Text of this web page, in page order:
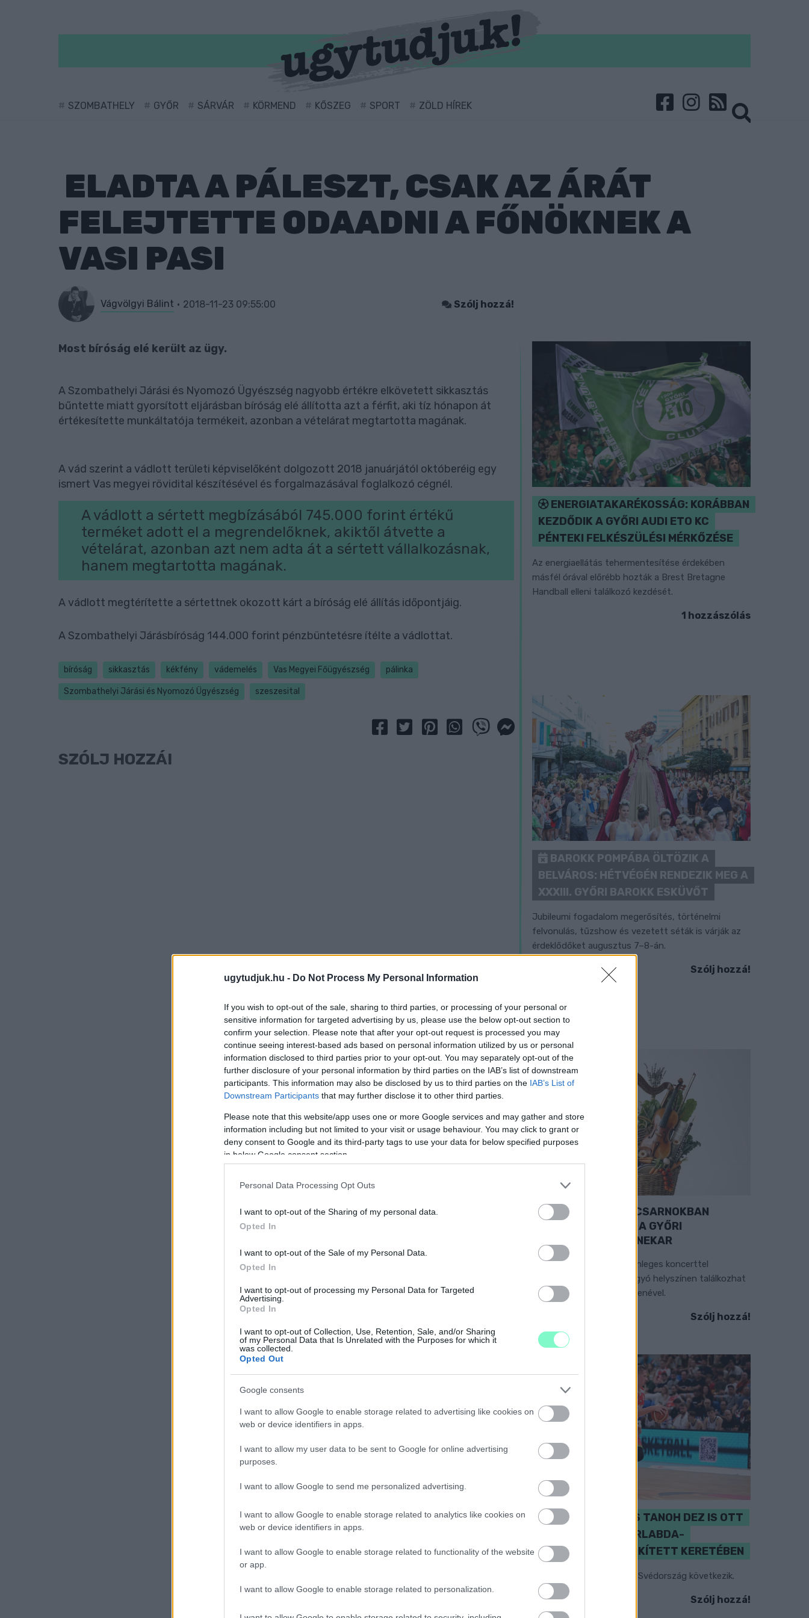
ugytudjuk.hu - Do Not Process My Personal Information
If you wish to opt-out of the sale, sharing to third parties, or processing of your personal or
sensitive information for targeted advertising by us, please use the below opt-out section to
confirm your selection. Please note that after your opt-out request is processed you may
continue seeing interest-based ads based on personal information utilized by us or personal
information disclosed to third parties prior to your opt-out. You may separately opt-out of the
further disclosure of your personal information by third parties on the IAB’s list of downstream
participants. This information may also be disclosed by us to third parties on the IAB’s List of
Downstream Participants that may further disclose it to other third parties.
Please note that this website/app uses one or more Google services and may gather and store
information including but not limited to your visit or usage behaviour. You may click to grant or
deny consent to Google and its third-party tags to use your data for below specified purposes
in below Google consent section.
Personal Data Processing Opt Outs
I want to opt-out of the Sharing of my personal data.
Opted In
I want to opt-out of the Sale of my Personal Data.
Opted In
I want to opt-out of processing my Personal Data for Targeted
Advertising.
Opted In
I want to opt-out of Collection, Use, Retention, Sale, and/or Sharing
of my Personal Data that Is Unrelated with the Purposes for which it
was collected.
Opted Out
Google consents
I want to allow Google to enable storage related to advertising like cookies on
web or device identifiers in apps.
I want to allow my user data to be sent to Google for online advertising
purposes.
I want to allow Google to send me personalized advertising.
I want to allow Google to enable storage related to analytics like cookies on
web or device identifiers in apps.
I want to allow Google to enable storage related to functionality of the website
or app.
I want to allow Google to enable storage related to personalization.
SZOMBATHELY GYŐR SÁRVÁR KÖRMEND KŐSZEG SPORT ZÖLD HÍREK
ELADTA A PÁLESZT, CSAK AZ ÁRÁT
FELEJTETTE ODAADNI A FŐNÖKNEK A
VASI PASI
Vágvölgyi Bálint 2018-11-23 09:55:00 Szólj hozzá!
Most bíróság elé került az ügy.
A Szombathelyi Járási és Nyomozó Ügyészség nagyobb értékre elkövetett sikkasztás
bűntette miatt gyorsított eljárásban bíróság elé állította azt a férfit, aki tíz hónapon át
értékesítette munkáltatója termékeit, azonban a vételárat megtartotta magának.
A vád szerint a vádlott területi képviselőként dolgozott 2018 januárjától októberéig egy
ismert Vas megyei rövidital készítésével és forgalmazásával foglalkozó cégnél.
A vádlott a sértett megbízásából 745.000 forint értékű
terméket adott el a megrendelőknek, akiktől átvette a
vételárat, azonban azt nem adta át a sértett vállalkozásnak,
hanem megtartotta magának.
A vádlott megtérítette a sértettnek okozott kárt a bíróság elé állítás időpontjáig.
A Szombathelyi Járásbíróság 144.000 forint pénzbüntetésre ítélte a vádlottat.
bíróság sikkasztás kékfény vádemelés Vas Megyei Főügyészség pálinka
Szombathelyi Járási és Nyomozó Ügyészség szeszesital
SZÓLJ HOZZÁ!
ENERGIATAKARÉKOSSÁG: KORÁBBAN
KEZDŐDIK A GYŐRI AUDI ETO KC
PÉNTEKI FELKÉSZÜLÉSI MÉRKŐZÉSE
Az energiaellátás tehermentesítése érdekében
másfél órával előrébb hozták a Brest Bretagne
Handball elleni találkozó kezdését.
1 hozzászólás
BAROKK POMPÁBA ÖLTÖZIK A
BELVÁROS: HÉTVÉGÉN RENDEZIK MEG A
XXXIII. GYŐRI BAROKK ESKÜVŐT
Jubileumi fogadalom megerősítés, történelmi
felvonulás, tűzshow és vezetett séták is várják az
érdeklődőket augusztus 7–8-án.
Szólj hozzá!
EXTRA: A VÁSÁRCSARNOKBAN
NYITJA ÚJ ÉVADÁT A GYŐRI
FILHARMONIKUS ZENEKAR
A „Zenélő piac” című különleges koncerttel
szeptember 7-én rendhagyó helyszínen találkozhat
a közönség a klasszikus zenével.
Szólj hozzá!
PERL, VÁRADI ÉS TANOH DEZ IS OTT
VAN A FÉRFI KOSÁRLABDA-
VÁLOGATOTT SZŰKÍTETT KERETÉBEN
Észtország, Szlovénia és Svédország következik.
Szólj hozzá!